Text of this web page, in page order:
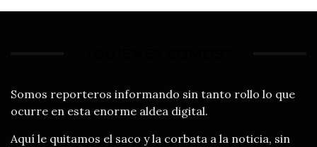
Somos reporteros informando sin tanto rollo lo que
ocurre en esta enorme aldea digital.
Aquí le quitamos el saco y la corbata a la noticia, sin